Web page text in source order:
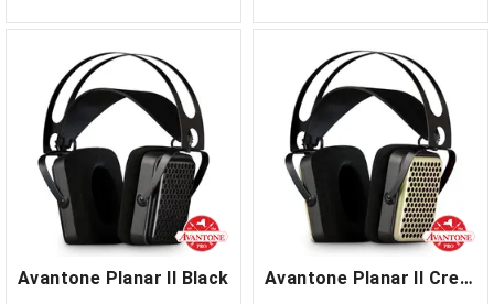
Avantone Planar II Black Avantone Planar II Cream